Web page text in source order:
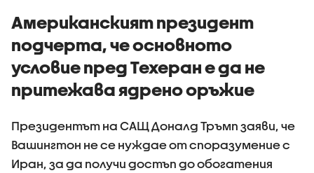
Американският президент
подчерта, че основното
условие пред Техеран е да не
притежава ядрено оръжие
Президентът на САЩ Доналд Тръмп заяви, че
Вашингтон не се нуждае от споразумение с
Иран, за да получи достъп до обогатения